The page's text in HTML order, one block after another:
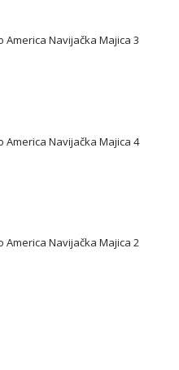
America Navijačka Majica 3
America Navijačka Majica 4
America Navijačka Majica 2